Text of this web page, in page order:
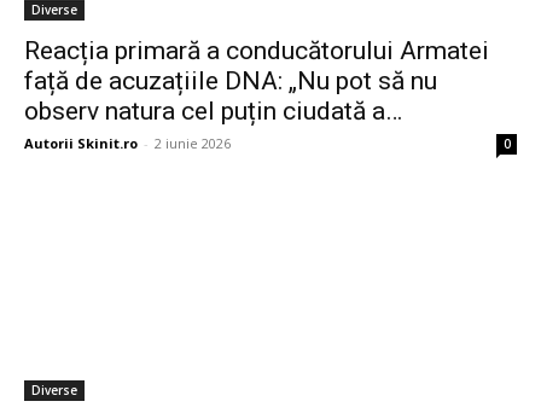
Diverse
Reacția primară a conducătorului Armatei
față de acuzațiile DNA: „Nu pot să nu
observ natura cel puțin ciudată a…
Autorii Skinit.ro - 2 iunie 2026 0
Diverse